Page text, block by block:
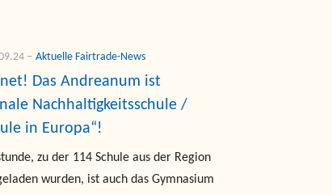
Das Andreanum ist
Nachhaltigkeitsschule /
in Europa“!
zu der 114 Schule aus der Region
wurden, ist auch das Gymnasium
Aktuelle Fairtrade-News